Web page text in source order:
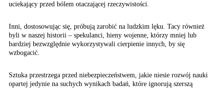
uciekający przed bólem otaczającej rzeczywistości.
Inni, dostosowując się, próbują zarobić na ludzkim lęku. Tacy również
byli w naszej historii – spekulanci, hieny wojenne, którzy mniej lub
bardziej bezwzględnie wykorzystywali cierpienie innych, by się
wzbogacić.
Sztuka przestrzega przed niebezpieczeństwem, jakie niesie rozwój nauki
opartej jedynie na suchych wynikach badań, które ignorują szerszą